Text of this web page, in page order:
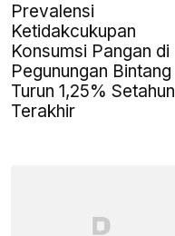
Prevalensi
Ketidakcukupan
Konsumsi Pangan di
Pegunungan Bintang
Turun 1,25% Setahun
Terakhir